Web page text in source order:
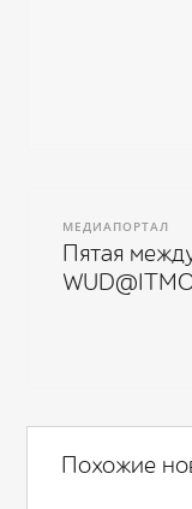
МЕДИАПОРТАЛ
Пятая
Похожие